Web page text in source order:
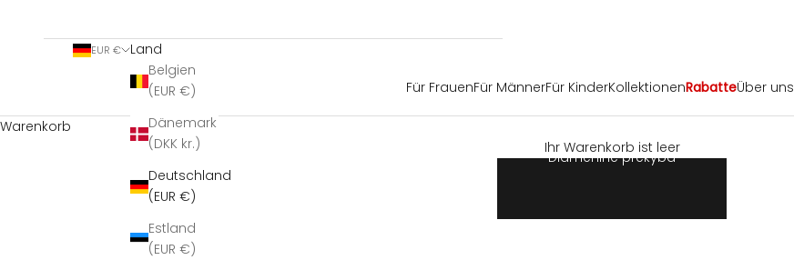
Für FrauenFür MännerFür KinderKollektionenRabatteÜber uns
EUR €
Land
Belgien
(EUR €)
Dänemark
(DKK kr.)
Deutschland
(EUR €)
Estland
(EUR €)
Warenkorb
Ihr Warenkorb ist leer
Didmeninė prekyba